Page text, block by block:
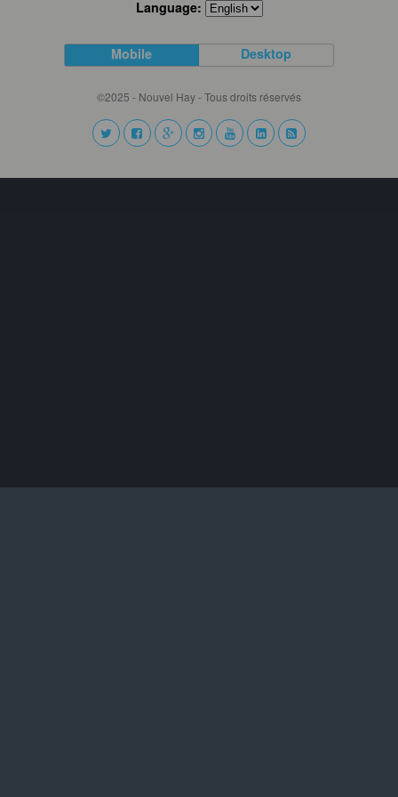
Language:
Mobile Desktop
©2025 - Nouvel Hay - Tous droits réservés